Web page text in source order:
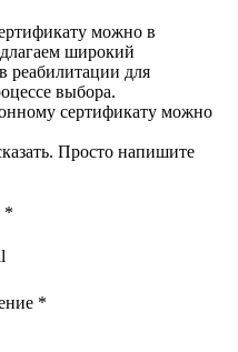
можно в
широкий
реабилитации для
выбора.
сертификату можно
Просто напишите
*
*